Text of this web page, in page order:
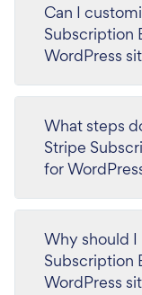
Can I
Subscription
WordPress
What steps
Stripe
for
Why should I
Subscription
WordPress